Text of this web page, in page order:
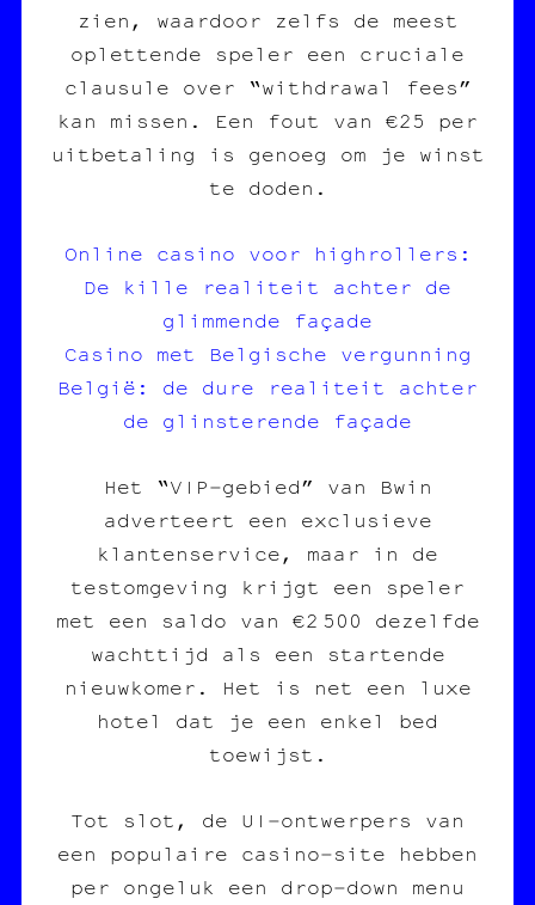
zien, waardoor zelfs de meest
oplettende speler een cruciale
clausule over “withdrawal fees”
kan missen. Een fout van €25 per
uitbetaling is genoeg om je winst
te doden.
Online casino voor highrollers:
De kille realiteit achter de
glimmende façade
Casino met Belgische vergunning
België: de dure realiteit achter
de glinsterende façade
Het “VIP‑gebied” van Bwin
adverteert een exclusieve
klantenservice, maar in de
testomgeving krijgt een speler
met een saldo van €2 500 dezelfde
wachttijd als een startende
nieuwkomer. Het is net een luxe
hotel dat je een enkel bed
toewijst.
Tot slot, de UI‑ontwerpers van
een populaire casino‑site hebben
per ongeluk een drop‑down menu